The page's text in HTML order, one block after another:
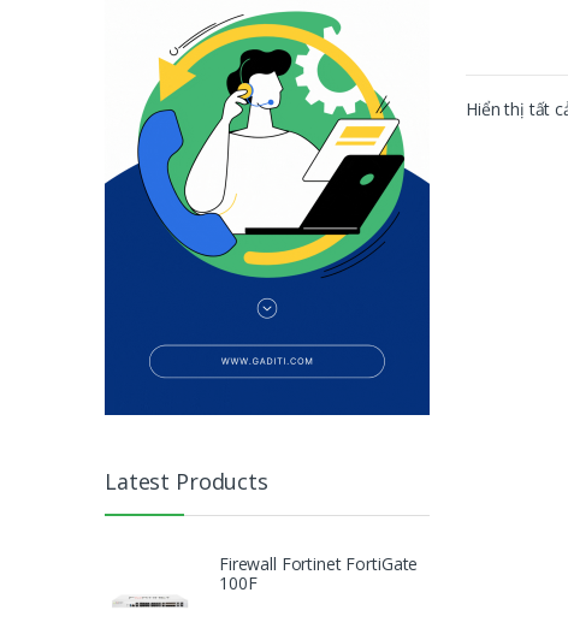
Hiển thị tất
Latest Products
Firewall Fortinet FortiGate
100F